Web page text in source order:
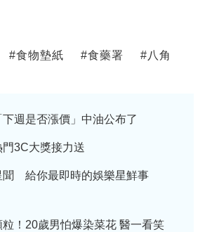
#食物墊紙 #食藥署 #八角
週是否漲價」中油公布了
3C大獎接力送
聞 給你最即時的娛樂星鮮事
！20歲男怕爆染菜花 醫一看笑